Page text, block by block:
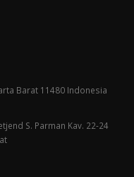
Barat 11480 Indonesia
S. Parman Kav. 22-24